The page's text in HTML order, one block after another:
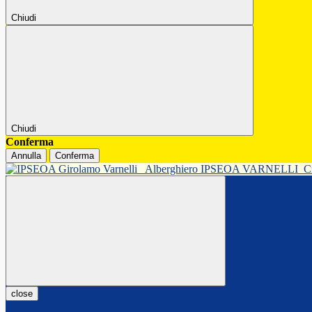
Chiudi
Chiudi
Conferma
Annulla Conferma
Alberghiero IPSEOA VARNELLI
close